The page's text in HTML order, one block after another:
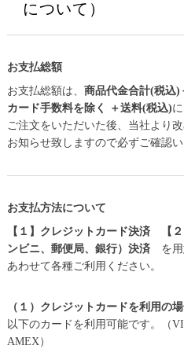
について）
お支払総額
お支払総額は、 商品代金合計(税込
カード手数料を除く ＋送料(税込)
ご注文をいただいた後、当社より
お知らせ致しますので必ずご確認
お支払方法について
【１】クレジットカード決済 【
ンビニ、郵便局、銀行）決済 を
あわせて各種ご利用ください。
（１）クレジットカードを利用の
以下のカードを利用可能です。（
AMEX）